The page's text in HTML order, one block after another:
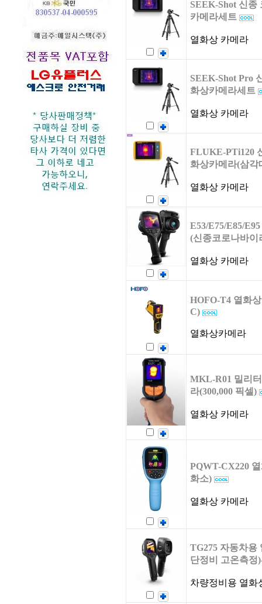
SEEK-Shot 신종
카메라세트
열화상 카메라
SEEK-Shot Pro
화상카메라세트
열화상 카메라
FLUKE-PTi120
화상카메라(삼각
열화상 카메라
E53/E75/E85/
(신종코로나바이
열화상 카메라
HOFO-T4 열화상
C)
열화상카메라
MKL-R01 밀리
라(300,000 픽셀)
열화상 카메라
PQWT-CX220
화소)
열화상 카메라
TG275 자동차용
단정비 고온측정
차량정비용 열화